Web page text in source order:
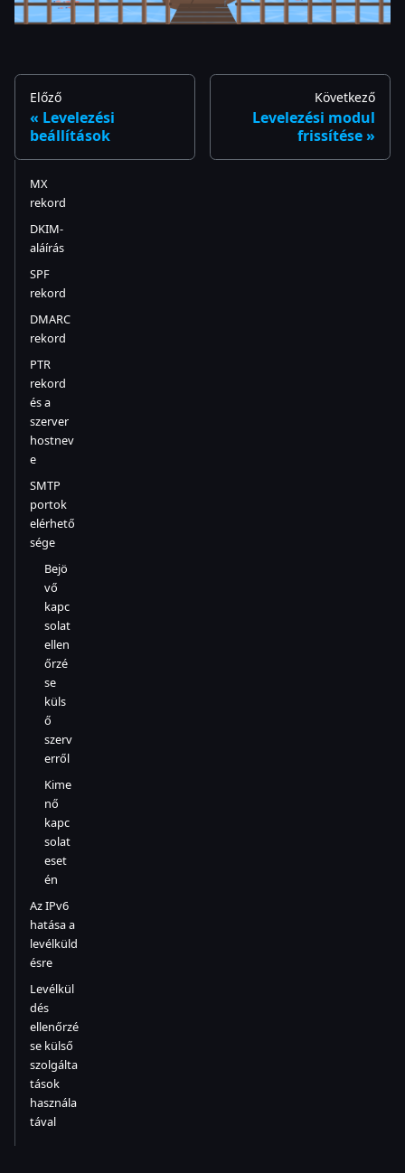
Előző
Levelezési
beállítások
Következő
Levelezési modul
frissítése
MX
rekord
DKIM-
aláírás
SPF
rekord
DMARC
rekord
PTR
rekord
és a
szerver
hostnev
e
SMTP
portok
elérhető
sége
Bejö
vő
kapc
solat
ellen
őrzé
se
küls
ő
szerv
erről
Kime
nő
kapc
solat
eset
én
Az IPv6
hatása a
levélküld
ésre
Levélkül
dés
ellenőrzé
se külső
szolgálta
tások
használa
tával